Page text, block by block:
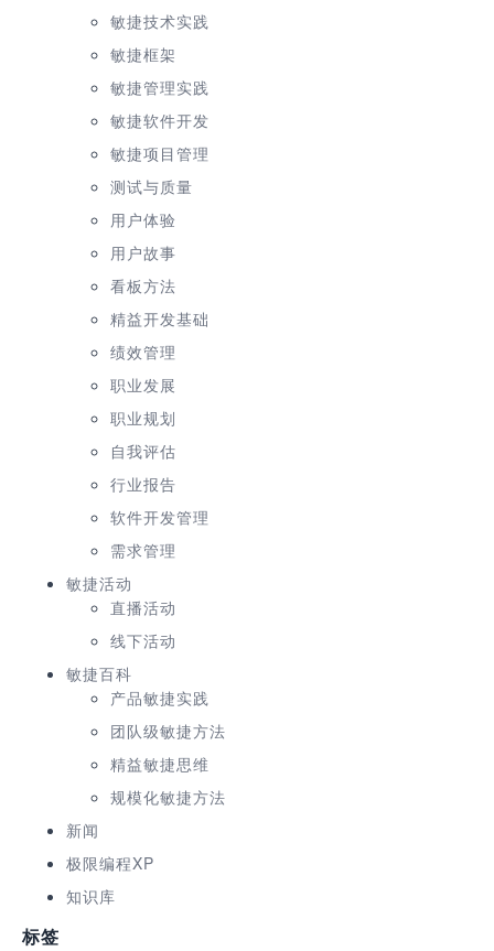
敏捷技术实践
敏捷框架
敏捷管理实践
敏捷软件开发
敏捷项目管理
测试与质量
用户体验
用户故事
看板方法
精益开发基础
绩效管理
职业发展
职业规划
自我评估
行业报告
软件开发管理
需求管理
敏捷活动
直播活动
线下活动
敏捷百科
产品敏捷实践
团队级敏捷方法
精益敏捷思维
规模化敏捷方法
新闻
极限编程XP
知识库
标签